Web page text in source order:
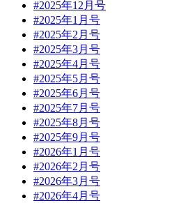
#2025年12月号
#2025年1月号
#2025年2月号
#2025年3月号
#2025年4月号
#2025年5月号
#2025年6月号
#2025年7月号
#2025年8月号
#2025年9月号
#2026年1月号
#2026年2月号
#2026年3月号
#2026年4月号